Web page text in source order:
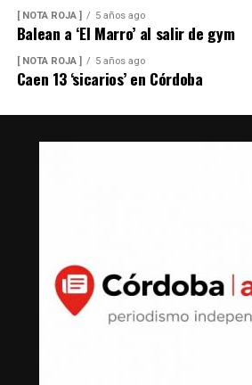
[ NOTA ROJA ] 5 años ago
Balean a ‘El Marro’ al salir de gym
[ NOTA ROJA ] 5 años ago
Caen 13 ‘sicarios’ en Córdoba